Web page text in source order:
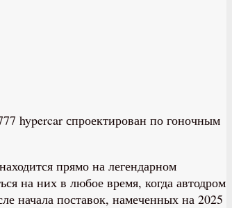
hypercar спроектирован по гоночным
прямо на легендарном
на них в любое время, когда автодром
начала поставок, намеченных на 2025